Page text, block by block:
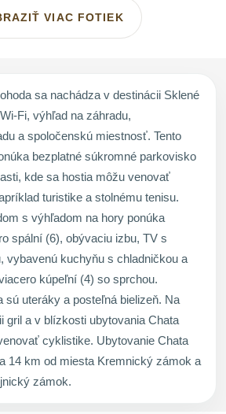
VIAC FOTIEK
sa nachádza v destinácii Sklené
Fi, výhľad na záhradu,
a spoločenskú miestnosť. Tento
bezplatné súkromné parkovisko
kde sa hostia môžu venovať
turistike a stolnému tenisu.
s výhľadom na hory ponúka
spální (6), obývaciu izbu, TV s
vybavenú kuchyňu s chladničkou a
kúpeľní (4) so sprchou.
sú uteráky a posteľná bielizeň. Na
gril a v blízkosti ubytovania Chata
cyklistike. Ubytovanie Chata
14 km od miesta Kremnický zámok a
zámok.